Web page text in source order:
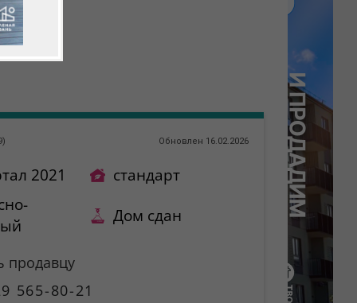
) Обновлен 16.02.2026
2021
стандарт
Дом сдан
продавцу
565-80-21